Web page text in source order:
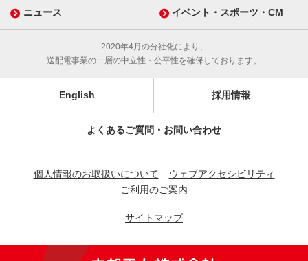
ニュース イベント・スポーツ・CM
2020年4月の分社化により、
送配電事業の一層の中立性・公平性を確保しております。
English 採用情報
よくあるご質問・お問い合わせ
個人情報のお取扱いについて
ウェブアクセシビリティ
ご利用のご案内
サイトマップ